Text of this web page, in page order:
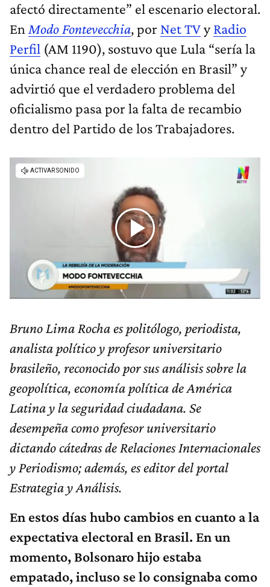
afectó directamente” el escenario electoral.
En Modo Fontevecchia, por Net TVyRadio
Perfil (AM 1190), sostuvo que Lula “sería la
única chance real de elección en Brasil” y
advirtió que el verdadero problema del
oficialismo pasa por la falta de recambio
dentro del Partido de los Trabajadores.
Bruno Lima Rocha es politólogo, periodista,
analista político y profesor universitario
brasileño, reconocido por sus análisis sobre la
geopolítica, economía política de América
Latina y la seguridad ciudadana. Se
desempeña como profesor universitario
dictando cátedras de Relaciones Internacionales
y Periodismo; además, es editor del portal
Estrategia y Análisis.
En estos días hubo cambios en cuanto a la
expectativa electoral en Brasil. En un
momento, Bolsonaro hijo estaba
empatado, incluso se lo consignaba como